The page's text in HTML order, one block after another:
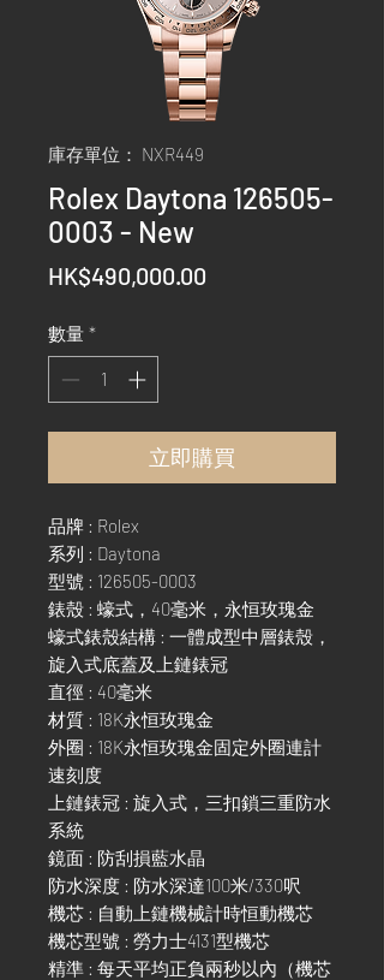
庫存單位： NXR449
Rolex Daytona 126505-
0003 - New
HK$490,000.00
數量 *
立即購買
品牌 : Rolex
系列 : Daytona
型號 : 126505-0003
錶殼 : 蠔式，40毫米，永恒玫瑰金
蠔式錶殼結構 : 一體成型中層錶殼，
旋入式底蓋及上鏈錶冠
直徑 : 40毫米
材質 : 18K永恒玫瑰金
外圈 : 18K永恒玫瑰金固定外圈連計
速刻度
上鏈錶冠 : 旋入式，三扣鎖三重防水
系統
鏡面 : 防刮損藍水晶
防水深度 : 防水深達100米/330呎
機芯 : 自動上鏈機械計時恒動機芯
機芯型號 : 勞力士4131型機芯
精準 : 每天平均正負兩秒以內（機芯